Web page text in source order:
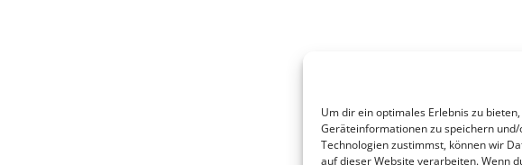
Um dir ein optimales Erlebnis zu
Geräteinformationen zu speichern
Technologien zustimmst, können wir
auf dieser Website verarbeiten. Wenn